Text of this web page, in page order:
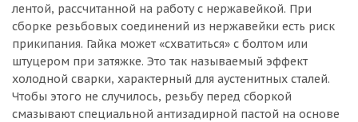
лентой, рассчитанной на работу с нержавейкой. При
сборке резьбовых соединений из нержавейки есть риск
прикипания. Гайка может «схватиться» с болтом или
штуцером при затяжке. Это так называемый эффект
холодной сварки, характерный для аустенитных сталей.
Чтобы этого не случилось, резьбу перед сборкой
смазывают специальной антизадирной пастой на основе